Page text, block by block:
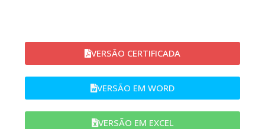
VERSÃO CERTIFICADA
VERSÃO EM WORD​
VERSÃO EM EXCEL